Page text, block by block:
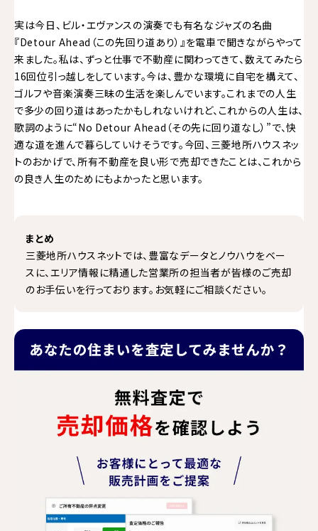
実は今日、ビル・エヴァンスの演奏でも有名なジャズの名曲
『Detour Ahead（この先回り道あり）』を電車で聞きながらやって
来ました。私は、ずっと仕事で不動産に関わってきて、数えてみたら
16回位引っ越しをしています。今は、豊かな環境に自宅を構えて、
ゴルフや音楽演奏三昧の生活を楽しんでいます。これまでの人生
で多少の回り道はあったかもしれないけれど、これからの人生は、
歌詞のように“No Detour Ahead（その先に回り道なし）”で、快
適な道を進んで暮らしていけそうです。今回、三菱地所ハウスネッ
トのおかげで、所有不動産を良い形で売却できたことは、これから
の良き人生のためにもよかったと思います。
まとめ
三菱地所ハウスネットでは、豊富なデータとノウハウをベー
スに、エリア情報に精通した営業所の担当者が皆様のご売却
のお手伝いを行っております。お気軽にご相談ください。